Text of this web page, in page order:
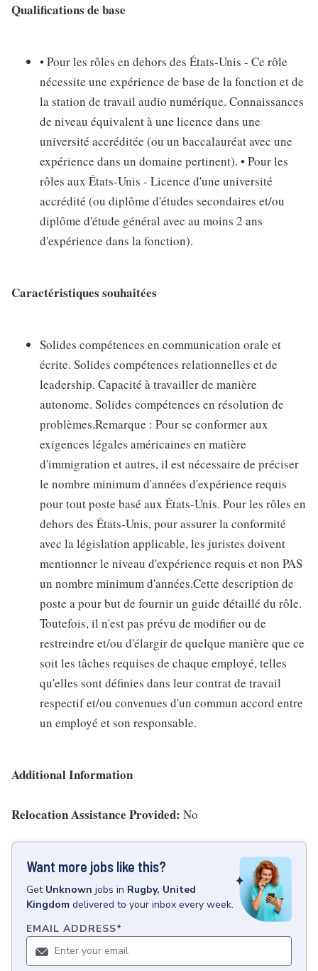
Qualifications de base
• Pour les rôles en dehors des États-Unis - Ce rôle
nécessite une expérience de base de la fonction et de
la station de travail audio numérique. Connaissances
de niveau équivalent à une licence dans une
université accréditée (ou un baccalauréat avec une
expérience dans un domaine pertinent). • Pour les
rôles aux États-Unis - Licence d'une université
accrédité (ou diplôme d'études secondaires et/ou
diplôme d'étude général avec au moins 2 ans
d'expérience dans la fonction).
Caractéristiques souhaitées
Solides compétences en communication orale et
écrite. Solides compétences relationnelles et de
leadership. Capacité à travailler de manière
autonome. Solides compétences en résolution de
problèmes.Remarque : Pour se conformer aux
exigences légales américaines en matière
d'immigration et autres, il est nécessaire de préciser
le nombre minimum d'années d'expérience requis
pour tout poste basé aux États-Unis. Pour les rôles en
dehors des États-Unis, pour assurer la conformité
avec la législation applicable, les juristes doivent
mentionner le niveau d'expérience requis et non PAS
un nombre minimum d'années.Cette description de
poste a pour but de fournir un guide détaillé du rôle.
Toutefois, il n'est pas prévu de modifier ou de
restreindre et/ou d'élargir de quelque manière que ce
soit les tâches requises de chaque employé, telles
qu'elles sont définies dans leur contrat de travail
respectif et/ou convenues d'un commun accord entre
un employé et son responsable.
Additional Information
Relocation Assistance Provided: No
Want more jobs like this?
Get Unknown jobs in Rugby, United
Kingdom delivered to your inbox every week.
EMAIL ADDRESS*